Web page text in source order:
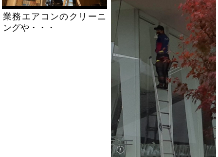
業務エアコンのクリーニ
ングや・・・